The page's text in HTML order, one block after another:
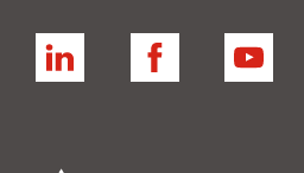
Linkedin Facebook YouTube